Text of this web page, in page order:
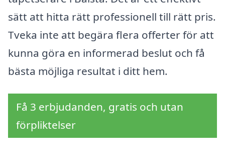
sätt att hitta rätt professionell till rätt pris.
Tveka inte att begära flera offerter för att
kunna göra en informerad beslut och få
bästa möjliga resultat i ditt hem.
Få 3 erbjudanden, gratis och utan
förpliktelser